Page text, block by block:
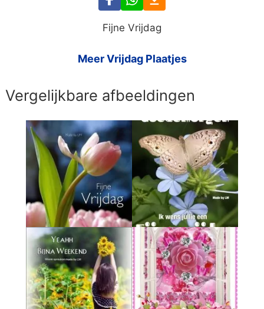
Fijne Vrijdag
Meer Vrijdag Plaatjes
Vergelijkbare afbeeldingen